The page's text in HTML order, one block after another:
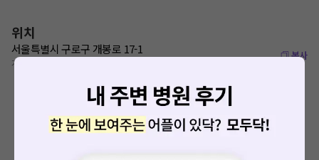
위치
서울특별시 구로구 개봉로 17-1
개봉역 1번 출구로부터 800m
복사